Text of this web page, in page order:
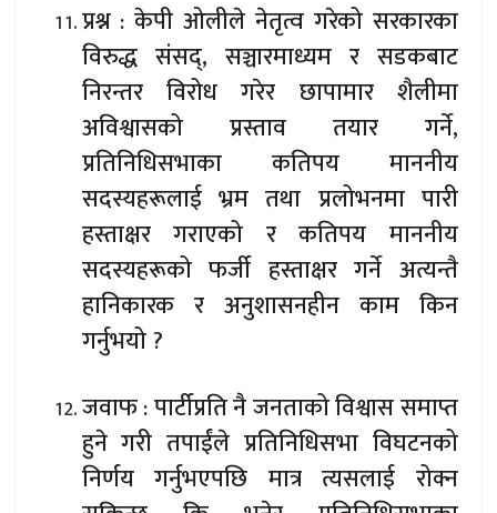
प्रश्न : केपी ओलीले नेतृत्व गरेको सरकारका
विरुद्ध संसद्, सञ्चारमाध्यम र सडकबाट
निरन्तर विरोध गरेर छापामार शैलीमा
अविश्वासको प्रस्ताव तयार गर्ने,
प्रतिनिधिसभाका कतिपय माननीय
सदस्यहरूलाई भ्रम तथा प्रलोभनमा पारी
हस्ताक्षर गराएको र कतिपय माननीय
सदस्यहरूको फर्जी हस्ताक्षर गर्ने अत्यन्तै
हानिकारक र अनुशासनहीन काम किन
गर्नुभयो ?
जवाफ : पार्टीप्रति नै जनताको विश्वास समाप्त
हुने गरी तपाईंले प्रतिनिधिसभा विघटनको
निर्णय गर्नुभएपछि मात्र त्यसलाई रोक्न